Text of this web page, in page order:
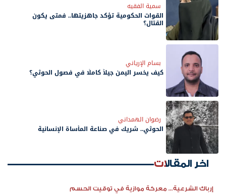
سمية الفقيه
القوات الحكومية تؤكد جاهزيتها.. فمتى يكون
القتال؟
بسام الإرياني
كيف يخسر اليمن جيلاً كاملًا في فصول الحوثي؟
رضوان الهمداني
الحوثي.. شريك في صناعة المأساة الإنسانية
اخر المقالات
إرباك الشرعية... معركة موازية في توقيت الحسم